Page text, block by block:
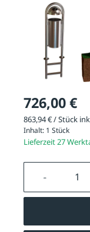
726,00 €
863,94 € / Stück
Inhalt: 1 Stück
Lieferzeit 27
Produkt